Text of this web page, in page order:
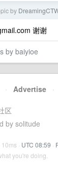
by
谢谢
by baiyioe
· Advertise ·
区
by solitude
· UTC 08:59 ·
you're doing.